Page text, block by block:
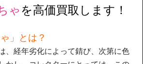
ゃ を高価買取します！
」とは？
、経年劣化によって錆び、次第に色